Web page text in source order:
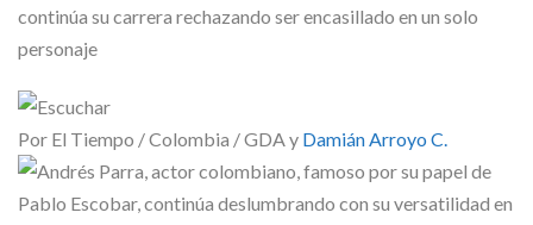
continúa su carrera rechazando ser encasillado en un solo
personaje
Por El Tiempo / Colombia / GDA y Damián Arroyo C.